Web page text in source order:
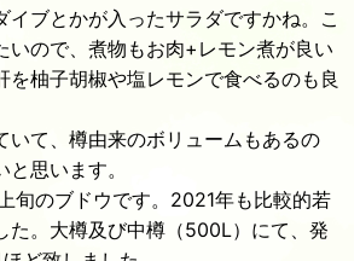
ブとかが入ったサラダですかね。こ
いので、煮物もお肉+レモン煮が良い
を柚子胡椒や塩レモンで食べるのも良
て、樽由来のボリュームもあるの
思います。
旬のブドウです。2021年も比較的若
た。大樽及び中樽（500L）にて、発